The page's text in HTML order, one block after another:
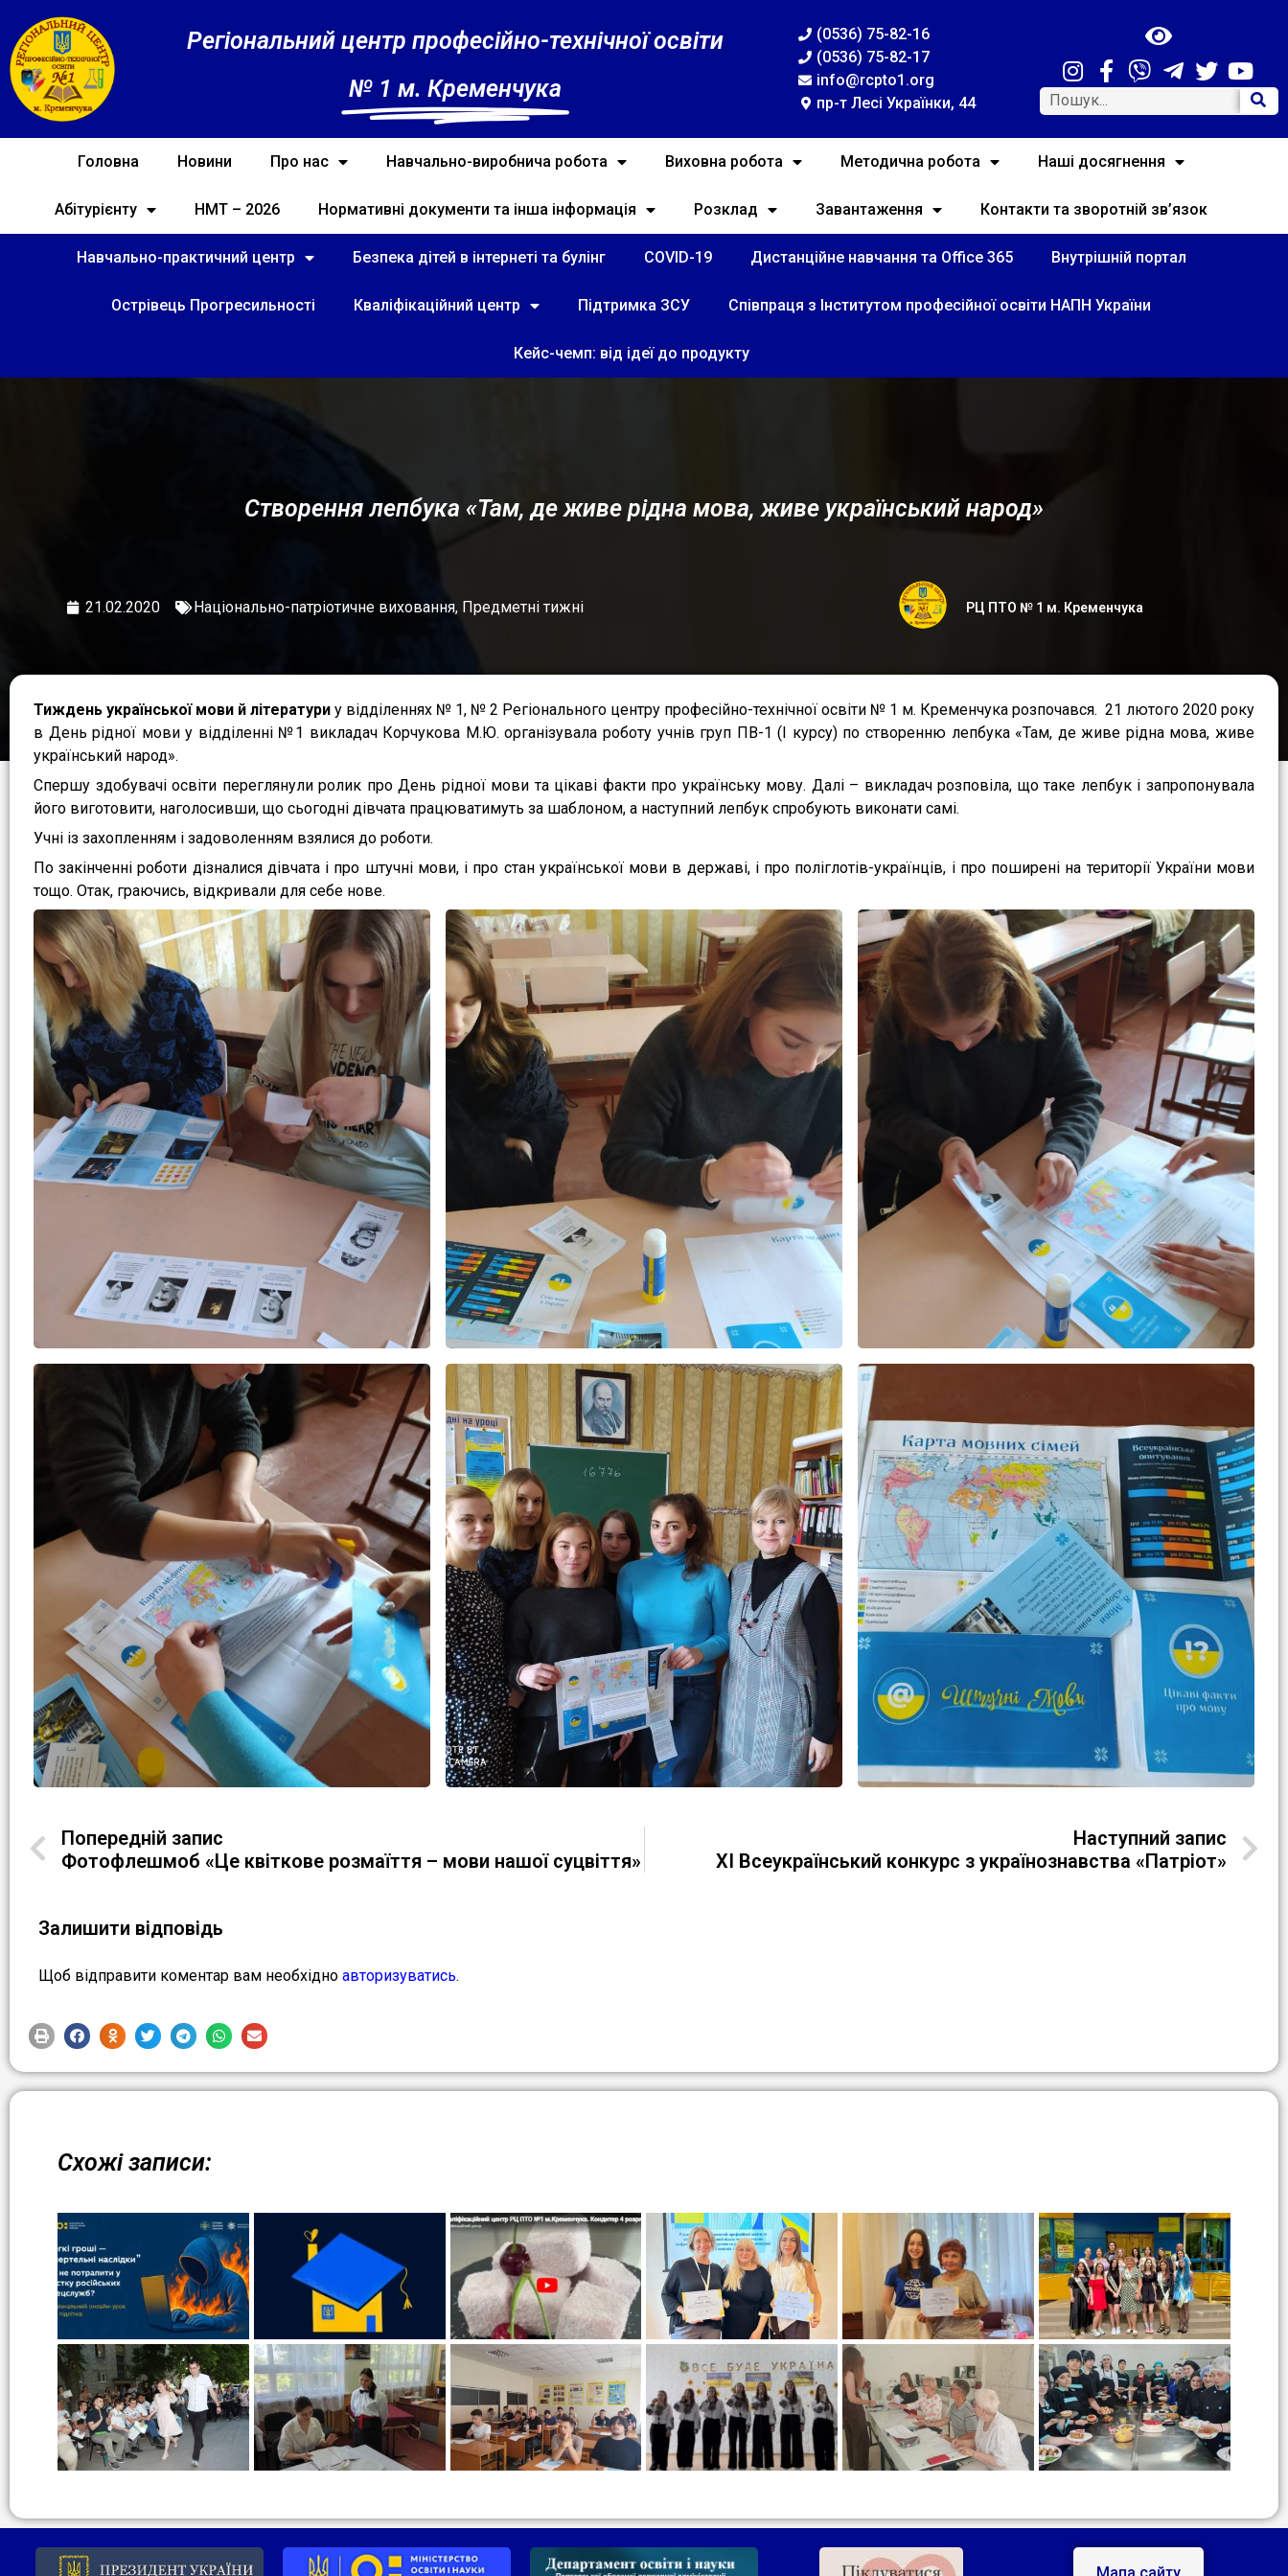
Регіональний центр професійно-технічної освіти
№ 1 м. Кременчука
(0536) 75-82-16
(0536) 75-82-17
info@rcpto1.org
пр-т Лесі Українки, 44
Головна Новини Про нас Навчально-виробнича робота Виховна робота Методична робота Наші досягнення
Абітурієнту НМТ – 2026 Нормативні документи та інша інформація Розклад Завантаження Контакти та зворотній зв’язок
Навчально-практичний центр Безпека дітей в інтернеті та булінг COVID-19 Дистанційне навчання та Office 365 Внутрішній портал
Острівець Прогресильності Кваліфікаційний центр Підтримка ЗСУ Співпраця з Інститутом професійної освіти НАПН України
Кейс-чемп: від ідеї до продукту
Створення лепбука «Там, де живе рідна мова, живе український народ»
21.02.2020 Національно-патріотичне виховання, Предметні тижні РЦ ПТО № 1 м. Кременчука
Тиждень української мови й літератури у відділеннях № 1, № 2 Регіонального центру професійно-технічної освіти № 1 м. Кременчука розпочався. 21 лютого 2020 року
в День рідної мови у відділенні №1 викладач Корчукова М.Ю. організувала роботу учнів груп ПВ-1 (І курсу) по створенню лепбука «Там, де живе рідна мова, живе
український народ».
Спершу здобувачі освіти переглянули ролик про День рідної мови та цікаві факти про українську мову. Далі – викладач розповіла, що таке лепбук і запропонувала
його виготовити, наголосивши, що сьогодні дівчата працюватимуть за шаблоном, а наступний лепбук спробують виконати самі.
Учні із захопленням і задоволенням взялися до роботи.
По закінченні роботи дізналися дівчата і про штучні мови, і про стан української мови в державі, і про поліглотів-українців, і про поширені на території України мови
тощо. Отак, граючись, відкривали для себе нове.
Попередній запис
Фотофлешмоб «Це квіткове розмаїття – мови нашої суцвіття»
Наступний запис
ХІ Всеукраїнський конкурс з українознавства «Патріот»
Залишити відповідь
Щоб відправити коментар вам необхідно авторизуватись.
Схожі записи: